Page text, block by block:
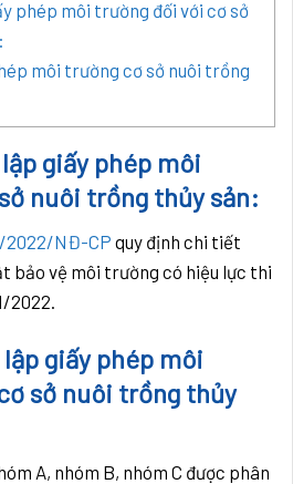
phép môi trường đối với cơ sở
môi trường cơ sở nuôi trồng
giấy phép môi
nuôi trồng thủy sản:
2022/NĐ-CPquy định chi tiết
bảo vệ môi trường có hiệu lực thi
2022.
giấy phép môi
sở nuôi trồng thủy
A, nhóm B, nhóm C được phân